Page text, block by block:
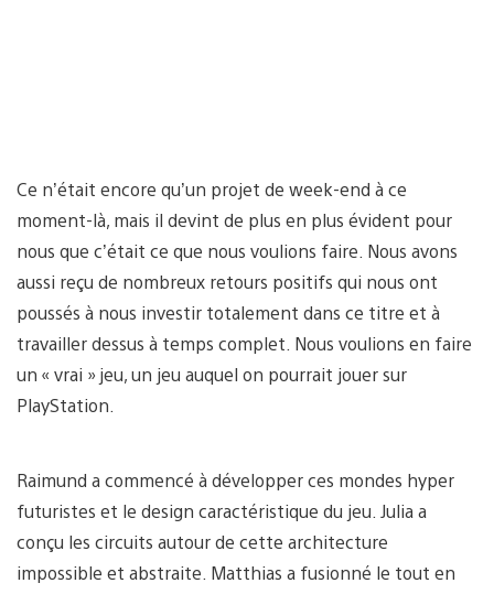
Ce n’était encore qu’un projet de week-end à ce
moment-là, mais il devint de plus en plus évident pour
nous que c’était ce que nous voulions faire. Nous avons
aussi reçu de nombreux retours positifs qui nous ont
poussés à nous investir totalement dans ce titre et à
travailler dessus à temps complet. Nous voulions en faire
un « vrai » jeu, un jeu auquel on pourrait jouer sur
PlayStation.
Raimund a commencé à développer ces mondes hyper
futuristes et le design caractéristique du jeu. Julia a
conçu les circuits autour de cette architecture
impossible et abstraite. Matthias a fusionné le tout en